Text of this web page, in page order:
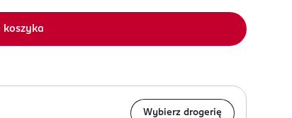
koszyka
Wybierz drogerię